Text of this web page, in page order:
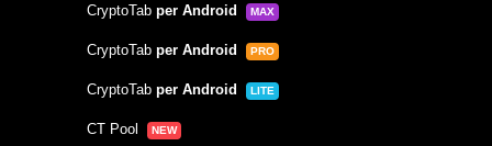
CryptoTab per Android MAX
CryptoTab per Android PRO
CryptoTab per Android LITE
CT Pool NEW